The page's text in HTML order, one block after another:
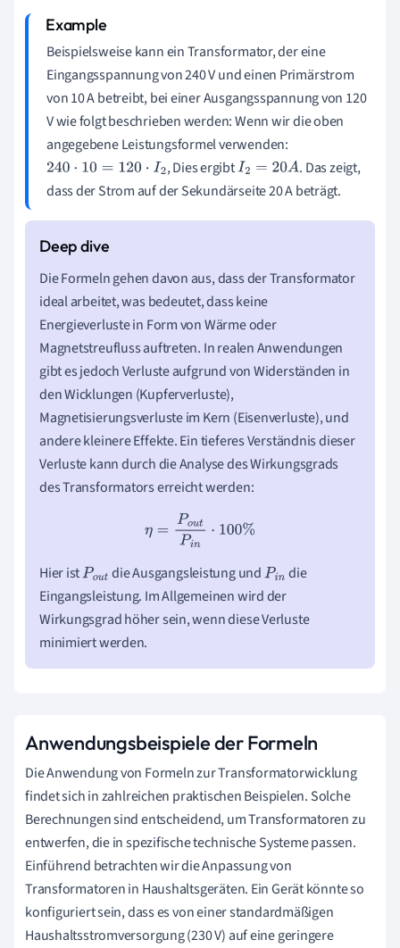
Beispielsweise kann ein Transformator, der eine
Eingangsspannung von 240 V und einen Primärstrom
von 10 A betreibt, bei einer Ausgangsspannung von 120
V wie folgt beschrieben werden: Wenn wir die oben
angegebene Leistungsformel verwenden:
240⋅ 10=120⋅ I2 , Dies ergibtI2= 20 A
. Das zeigt,
dass der Strom auf der Sekundärseite 20 A beträgt.
Die Formeln gehen davon aus, dass der Transformator
ideal arbeitet, was bedeutet, dass keine
Energieverluste in Form von Wärme oder
Magnetstreufluss auftreten. In realen Anwendungen
gibt es jedoch Verluste aufgrund von Widerständen in
den Wicklungen (Kupferverluste),
Magnetisierungsverluste im Kern (Eisenverluste), und
andere kleinere Effekte. Ein tieferes Verständnis dieser
Verluste kann durch die Analyse des Wirkungsgrads
des Transformators erreicht werden:
η=P outPin⋅ 100%
Hier istPou
t
die Ausgangsleistung undPin die
Eingangsleistung. Im Allgemeinen wird der
Wirkungsgrad höher sein, wenn diese Verluste
minimiert werden.
Anwendungsbeispiele der Formeln
Die Anwendung von Formeln zur Transformatorwicklung
findet sich in zahlreichen praktischen Beispielen. Solche
Berechnungen sind entscheidend, um Transformatoren zu
entwerfen, die in spezifische technische Systeme passen.
Einführend betrachten wir die Anpassung von
Transformatoren in Haushaltsgeräten. Ein Gerät könnte so
konfiguriert sein, dass es von einer standardmäßigen
Haushaltsstromversorgung (230 V) auf eine geringere